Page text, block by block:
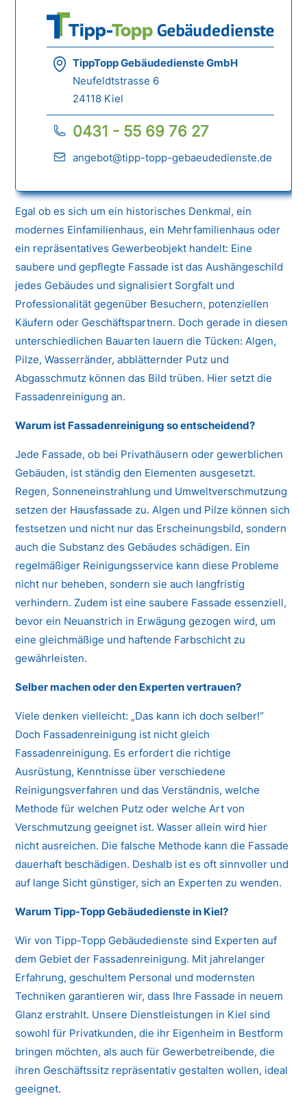
TippTopp Gebäudedienste GmbH
Neufeldtstrasse 6
24118 Kiel
0431 - 55 69 76 27
angebot@tipp-topp-gebaeudedienste.de
Egal ob es sich um ein historisches Denkmal, ein
modernes Einfamilienhaus, ein Mehrfamilienhaus oder
ein repräsentatives Gewerbeobjekt handelt: Eine
saubere und gepflegte Fassade ist das Aushängeschild
jedes Gebäudes und signalisiert Sorgfalt und
Professionalität gegenüber Besuchern, potenziellen
Käufern oder Geschäftspartnern. Doch gerade in diesen
unterschiedlichen Bauarten lauern die Tücken: Algen,
Pilze, Wasserränder, abblätternder Putz und
Abgasschmutz können das Bild trüben. Hier setzt die
Fassadenreinigung an.
Warum ist Fassadenreinigung so entscheidend?
Jede Fassade, ob bei Privathäusern oder gewerblichen
Gebäuden, ist ständig den Elementen ausgesetzt.
Regen, Sonneneinstrahlung und Umweltverschmutzung
setzen der Hausfassade zu. Algen und Pilze können sich
festsetzen und nicht nur das Erscheinungsbild, sondern
auch die Substanz des Gebäudes schädigen. Ein
regelmäßiger Reinigungsservice kann diese Probleme
nicht nur beheben, sondern sie auch langfristig
verhindern. Zudem ist eine saubere Fassade essenziell,
bevor ein Neuanstrich in Erwägung gezogen wird, um
eine gleichmäßige und haftende Farbschicht zu
gewährleisten.
Selber machen oder den Experten vertrauen?
Viele denken vielleicht: „Das kann ich doch selber!“
Doch Fassadenreinigung ist nicht gleich
Fassadenreinigung. Es erfordert die richtige
Ausrüstung, Kenntnisse über verschiedene
Reinigungsverfahren und das Verständnis, welche
Methode für welchen Putz oder welche Art von
Verschmutzung geeignet ist. Wasser allein wird hier
nicht ausreichen. Die falsche Methode kann die Fassade
dauerhaft beschädigen. Deshalb ist es oft sinnvoller und
auf lange Sicht günstiger, sich an Experten zu wenden.
Warum Tipp-Topp Gebäudedienste in Kiel?
Wir von Tipp-Topp Gebäudedienste sind Experten auf
dem Gebiet der Fassadenreinigung. Mit jahrelanger
Erfahrung, geschultem Personal und modernsten
Techniken garantieren wir, dass Ihre Fassade in neuem
Glanz erstrahlt. Unsere Dienstleistungen in Kiel sind
sowohl für Privatkunden, die ihr Eigenheim in Bestform
bringen möchten, als auch für Gewerbetreibende, die
ihren Geschäftssitz repräsentativ gestalten wollen, ideal
geeignet.